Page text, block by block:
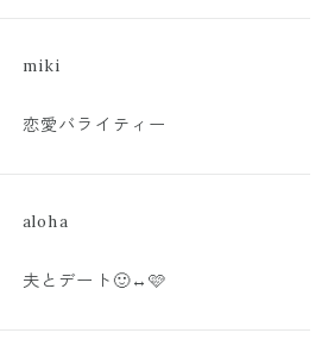
miki
恋愛バライティー
aloha
夫とデート🙂‍↔️🩷